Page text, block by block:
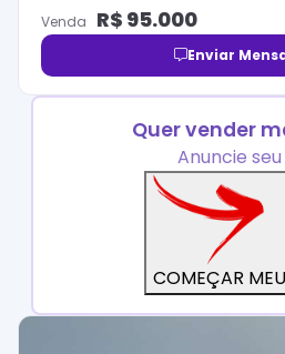
Venda R$ 95.000
Enviar
Quer vender
Anuncie
COMEÇAR